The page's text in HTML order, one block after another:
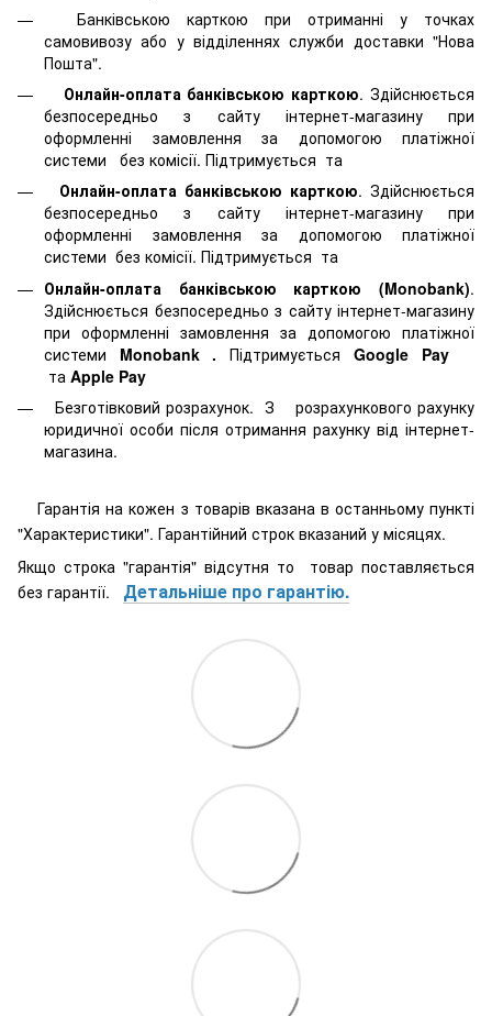
Банківською карткою при отриманні у точках
самовивозу або у відділеннях служби доставки "Нова
Пошта".
Онлайн-оплата банківською карткою. Здійснюється
безпосередньо з сайту інтернет-магазину при
оформленні замовлення за допомогою платіжної
системи
без комісії. Підтримується та
Онлайн-оплата банківською карткою. Здійснюється
безпосередньо з сайту інтернет-магазину при
оформленні замовлення за допомогою платіжної
системи без комісії. Підтримується та
Онлайн-оплата банківською карткою (Monobank).
Здійснюється безпосередньо з сайту інтернет-магазину
при оформленні замовлення за допомогою платіжної
системи Monobank .Підтримується Google Pay
та Apple Pay
Безготівковий розрахунок. З розрахункового рахунку
юридичної особи після отримання рахунку від інтернет-
магазина.
Гарантія на кожен з товарів вказана в останньому пункті
"Характеристики". Гарантійний строк вказаний у місяцях.
Якщо строка "гарантія" відсутня то товар поставляється
без гарантії. Детальніше про гарантію.